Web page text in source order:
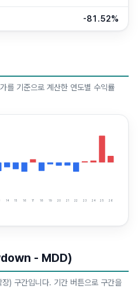
-81.52%
를 기준으로 계산한 연도별 수익률
14 15 16 17 18 19 20 21 22 23 24 25 26
- MDD)
) 구간입니다. 기간 버튼으로 구간을